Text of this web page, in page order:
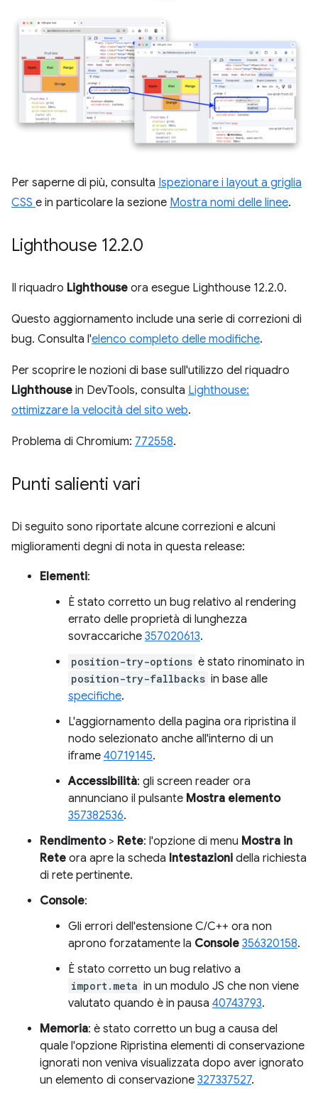
Per saperne di più, consulta Ispezionare i layout a griglia
CSS e in particolare la sezione Mostra nomi delle linee.
Lighthouse 12.2.0
Il riquadro Lighthouse ora esegue Lighthouse 12.2.0.
Questo aggiornamento include una serie di correzioni di
bug. Consulta l'elenco completo delle modifiche.
Per scoprire le nozioni di base sull'utilizzo del riquadro
Lighthouse in DevTools, consulta Lighthouse:
ottimizzare la velocità del sito web.
Problema di Chromium: 772558.
Punti salienti vari
Di seguito sono riportate alcune correzioni e alcuni
miglioramenti degni di nota in questa release:
Elementi:
È stato corretto un bug relativo al rendering
errato delle proprietà di lunghezza
sovraccariche 357020613.
position-try-options è stato rinominato in
position-try-fallbacks in base alle
specifiche.
L'aggiornamento della pagina ora ripristina il
nodo selezionato anche all'interno di un
iframe 40719145.
Accessibilità: gli screen reader ora
annunciano il pulsante Mostra elemento
357382536.
Rendimento> Rete: l'opzione di menu Mostra in
Rete ora apre la scheda Intestazioni della richiesta
di rete pertinente.
Console:
Gli errori dell'estensione C/C++ ora non
aprono forzatamente la Console 356320158.
È stato corretto un bug relativo a
import.meta in un modulo JS che non viene
valutato quando è in pausa 40743793.
Memoria: è stato corretto un bug a causa del
quale l'opzione Ripristina elementi di conservazione
ignorati non veniva visualizzata dopo aver ignorato
un elemento di conservazione 327337527.